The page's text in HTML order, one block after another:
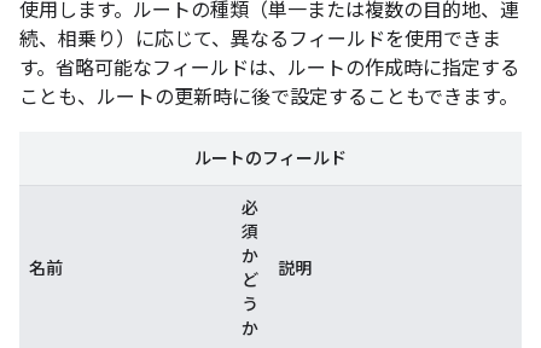
使用します。ルートの種類（単一または複数の目的地、連
続、相乗り）に応じて、異なるフィールドを使用できま
す。省略可能なフィールドは、ルートの作成時に指定する
ことも、ルートの更新時に後で設定することもできます。
ルートのフィールド
名前
必
須
か
ど
う
か
説明